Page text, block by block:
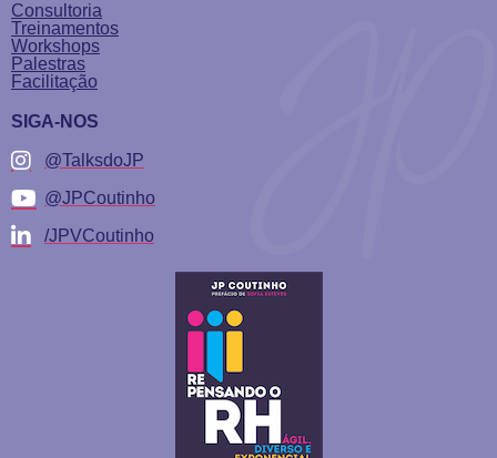
Consultoria
Treinamentos
Workshops
Palestras
Facilitação
SIGA-NOS
@TalksdoJP
@JPCoutinho
/JPVCoutinho